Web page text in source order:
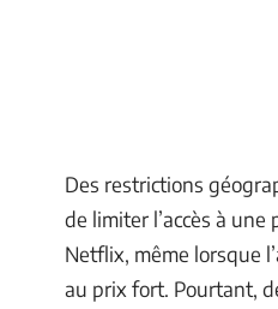
Des restrictions
de limiter l’accès à
Netflix, même lorsque
au prix fort. Pourtant,